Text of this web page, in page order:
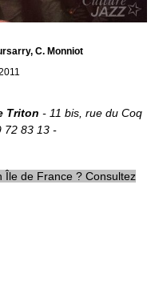
C. Monniot
Triton - 11 bis, rue du Coq
72 83 13 -
Île de France ? Consultez